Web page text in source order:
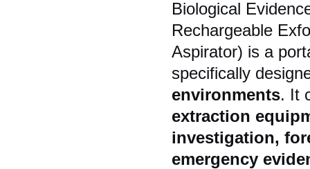
Biological
Rechargeable
Aspirator) is a
specifically
environments. It
extraction
investigation,
emergency